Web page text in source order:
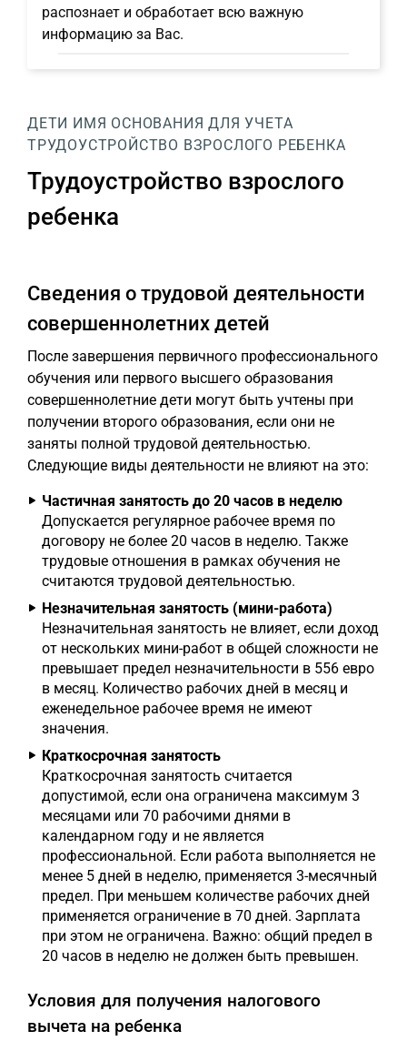
распознает и обработает всю важную
информацию за Вас.
ДЕТИ ИМЯ ОСНОВАНИЯ ДЛЯ УЧЕТА
ТРУДОУСТРОЙСТВО ВЗРОСЛОГО РЕБЕНКА
Трудоустройство взрослого
ребенка
Сведения о трудовой деятельности
совершеннолетних детей
После завершения первичного профессионального
обучения или первого высшего образования
совершеннолетние дети могут быть учтены при
получении второго образования, если они не
заняты полной трудовой деятельностью.
Следующие виды деятельности не влияют на это:
Частичная занятость до 20 часов в неделю
Допускается регулярное рабочее время по
договору не более 20 часов в неделю. Также
трудовые отношения в рамках обучения не
считаются трудовой деятельностью.
Незначительная занятость (мини-работа)
Незначительная занятость не влияет, если доход
от нескольких мини-работ в общей сложности не
превышает предел незначительности в 556 евро
в месяц. Количество рабочих дней в месяц и
еженедельное рабочее время не имеют
значения.
Краткосрочная занятость
Краткосрочная занятость считается
допустимой, если она ограничена максимум 3
месяцами или 70 рабочими днями в
календарном году и не является
профессиональной. Если работа выполняется не
менее 5 дней в неделю, применяется 3-месячный
предел. При меньшем количестве рабочих дней
применяется ограничение в 70 дней. Зарплата
при этом не ограничена. Важно: общий предел в
20 часов в неделю не должен быть превышен.
Условия для получения налогового
вычета на ребенка